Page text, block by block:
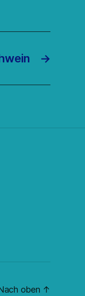
→
oben ↑